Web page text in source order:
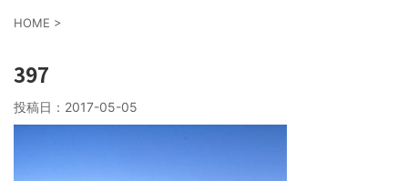
HOME >
397
投稿日： 2017-05-05